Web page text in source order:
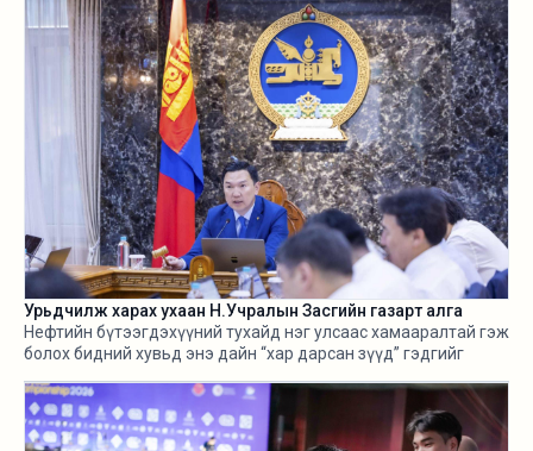
Урьдчилж харах ухаан Н.Учралын Засгийн газарт алга
Нефтийн бүтээгдэхүүний тухайд нэг улсаас хамааралтай гэж
болох бидний хувьд энэ дайн “хар дарсан зүүд” гэдгийг
бүхнийг бодитой тооцож, болзошгүй эрсдэл, хүндрэлийг
урьдчилж харж, хариу арга хэмжээ авах ухаан Н.Учралын
Засгийн газарт ч алга.